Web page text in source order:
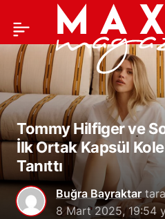
Tommy Hilfiger ve
İlk Ortak Kapsül
Tanıttı
Buğra Bayraktar
8 Mart 2025, 19:54
Louis Vuitton’dan Sıcak
Yaz Günlerine Özel
Çözüm: Yelpaze Çanta!